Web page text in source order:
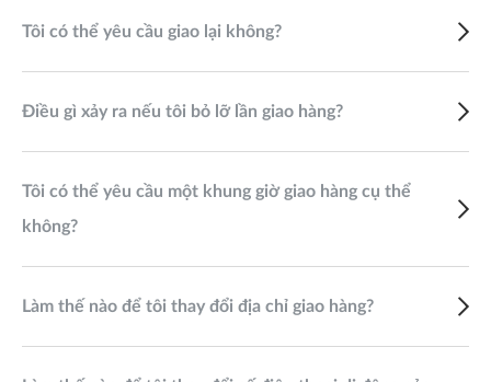
Tôi có thể yêu cầu giao lại không?
Điều gì xảy ra nếu tôi bỏ lỡ lần giao hàng?
Tôi có thể yêu cầu một khung giờ giao hàng cụ thể
không?
Làm thế nào để tôi thay đổi địa chỉ giao hàng?